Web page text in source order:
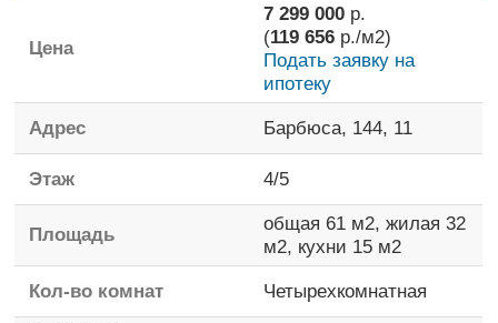
Цена
7 299 000 р.
(119 656 р./м2)
Подать заявку на
ипотеку
Адрес
Барбюса, 144, 11
Этаж 4/5
Площадь общая 61 м2,жилая 32
м2, кухни 15 м2
Кол-во комнат
Четырехкомнатная